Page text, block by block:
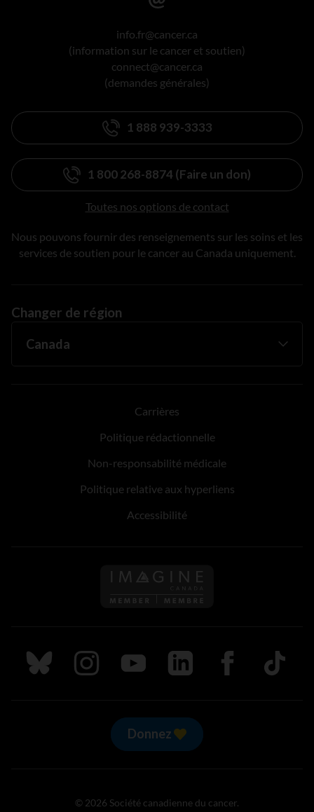
info.fr@cancer.ca
(information sur le cancer et soutien)
connect@cancer.ca
(demandes générales)
1 888 939-3333
1 800 268-8874 (Faire un don)
Toutes nos options de contact
Nous pouvons fournir des renseignements sur les soins et les
services de soutien pour le cancer au Canada uniquement.
Changer de région
Carrières
Politique rédactionnelle
Non-responsabilité médicale
Politique relative aux hyperliens
Accessibilité
Suivez nous sur Bluesky
Suivez nous sur Instagram
Suivez nous sur Youtube
Suivez nous sur LinkedIn
Suivez nous sur
TikTok
Donnez
© 2026 Société canadienne du cancer.